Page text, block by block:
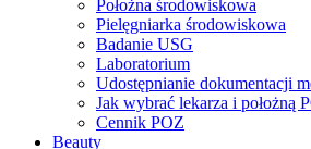
Położna środowiskowa
Pielęgniarka środowiskowa
Badanie USG
Laboratorium
Udostępnianie dokumentacji
Jak wybrać lekarza i położną
Cennik POZ
Beauty